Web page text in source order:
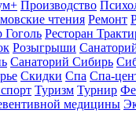
Производство
чтения Ремонт
Гоголь Ресторан
Розыгрыши
Санаторий Сибирь
Скидки Спа Спа-
Туризм Турнир
медицины